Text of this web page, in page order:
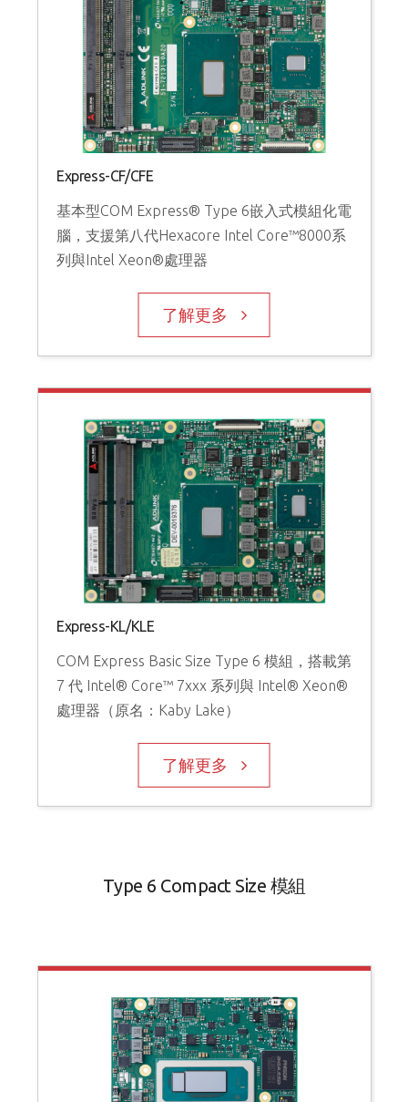
Express-CF/CFE
基本型COM Express® Type 6嵌入式模組化電
腦，支援第八代Hexacore Intel Core™8000系
列與Intel Xeon®處理器
了解更多
Express-KL/KLE
COM Express Basic Size Type 6 模組，搭載第
7 代 Intel® Core™ 7xxx 系列與 Intel® Xeon®
處理器（原名：Kaby Lake）
了解更多
Type 6 Compact Size 模組